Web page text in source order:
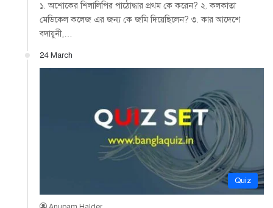
১. অশোকের শিলালিপির পাঠোদ্ধার প্রথম কে করেন? ২. কলকাতা
মেডিকেল কলেজ এর জন্য কে জমি দিয়েছিলেন? ৩. কার আদেশে
বদায়ুনী,…
24 March
Quiz